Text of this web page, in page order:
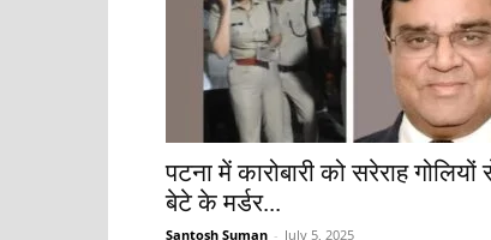
पटना में कारोबारी को सरेराह गोलियों
बेटे के मर्डर...
Santosh Suman - July 5, 2025